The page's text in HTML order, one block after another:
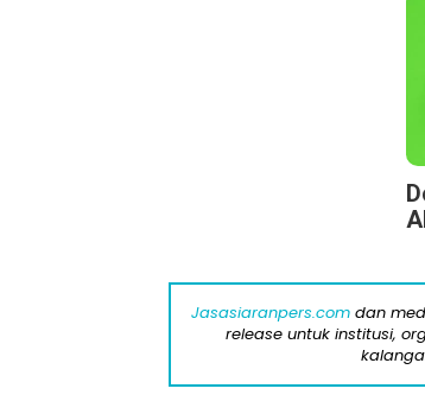
Jasasiaranpers.comdan
release untuk institusi,